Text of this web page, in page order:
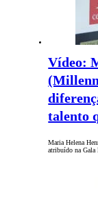
Vídeo:
talento
Maria Helena
atribuído na